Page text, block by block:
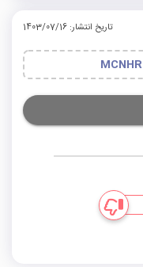
تاریخ انتشار: 1403/07/16
MCNHR